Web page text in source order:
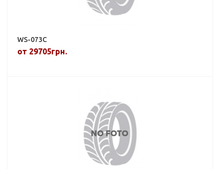
WS-073C
от 29705грн.